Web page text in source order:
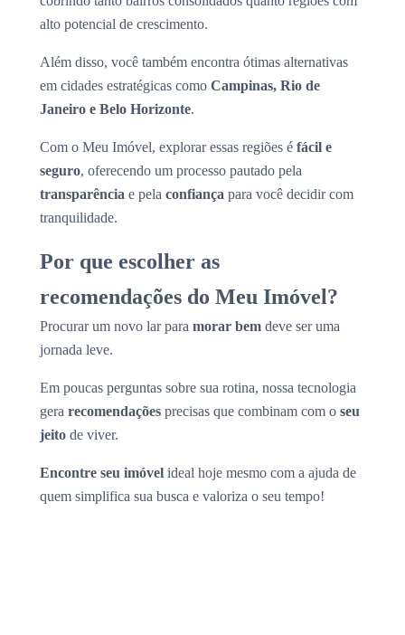
alto potencial de crescimento.
Além disso, você também encontra ótimas alternativas
em cidades estratégicas como Campinas, Rio de
Janeiro e Belo Horizonte.
Com o Meu Imóvel, explorar essas regiões é fácil e
seguro, oferecendo um processo pautado pela
transparência e pela confiança para você decidir com
tranquilidade.
Por que escolher as
recomendações do Meu Imóvel?
Procurar um novo lar para morar bem deve ser uma
jornada leve.
Em poucas perguntas sobre sua rotina, nossa tecnologia
gera recomendações precisas que combinam com o seu
jeito de viver.
Encontre seu imóvel ideal hoje mesmo com a ajuda de
quem simplifica sua busca e valoriza o seu tempo!